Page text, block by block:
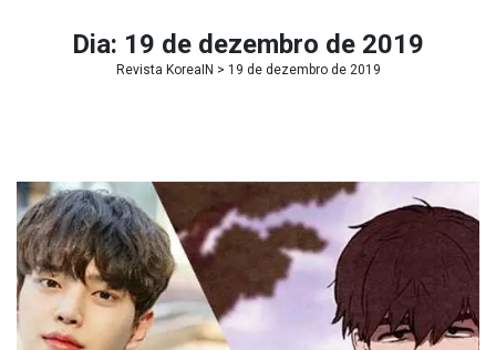
Dia: 19 de dezembro de 2019
Revista KoreaIN > 19 de dezembro de 2019